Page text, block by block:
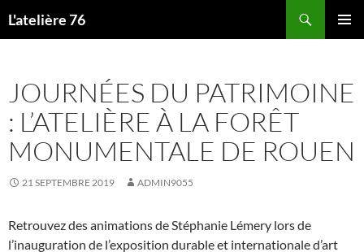
au
L'atelière 76
JOURNÉES DU PATRIMOINE
: L’ATELIÈRE À LA FORÊT
MONUMENTALE DE ROUEN
21 SEPTEMBRE 2019 ADMIN9055
Retrouvez des animations de Stéphanie Lémery lors de
l’inauguration de l’exposition durable et internationale d’art